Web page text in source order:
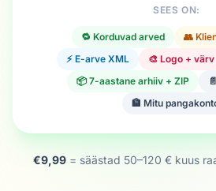
SEES ON:
🔁 Korduvad arved
👥
⚡ E-arve XML
🎨 Logo + värv
📦 7-aastane arhiiv + ZIP
🏦 Mitu
€9,99= säästad 50–120 € kuus